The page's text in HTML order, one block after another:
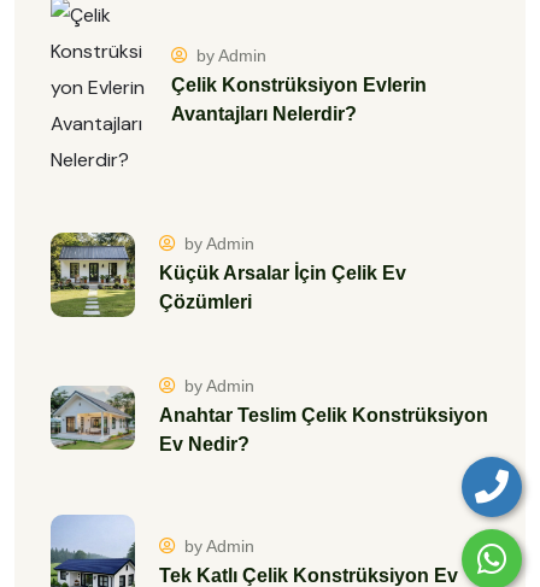
by Admin
Çelik Konstrüksiyon Evlerin
Avantajları Nelerdir?
by Admin
Küçük Arsalar İçin Çelik Ev
Çözümleri
by Admin
Anahtar Teslim Çelik Konstrüksiyon
Ev Nedir?
by Admin
Tek Katlı Çelik Konstrüksiyon Ev